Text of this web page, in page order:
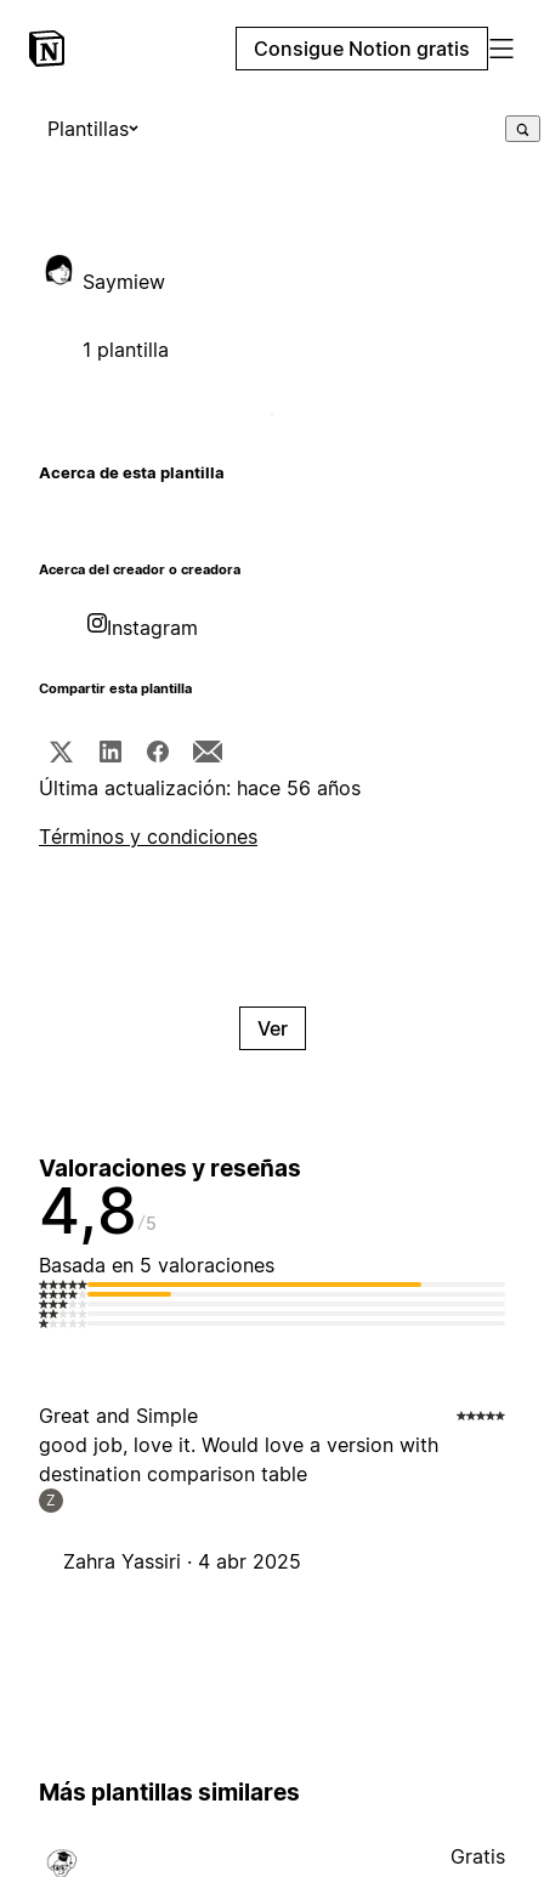
Consigue Notion gratis
Plantillas
Saymiew
1 plantilla
Acerca de esta plantilla
Acerca del creador o creadora
Instagram
Compartir esta plantilla
Última actualización: hace 56 años
Términos y condiciones
Ver
Valoraciones y reseñas
4,8 5
Basada en 5 valoraciones
Great and Simple
good job, love it. Would love a version with
destination comparison table
Z
Zahra Yassiri · 4 abr 2025
Más plantillas similares
Gratis